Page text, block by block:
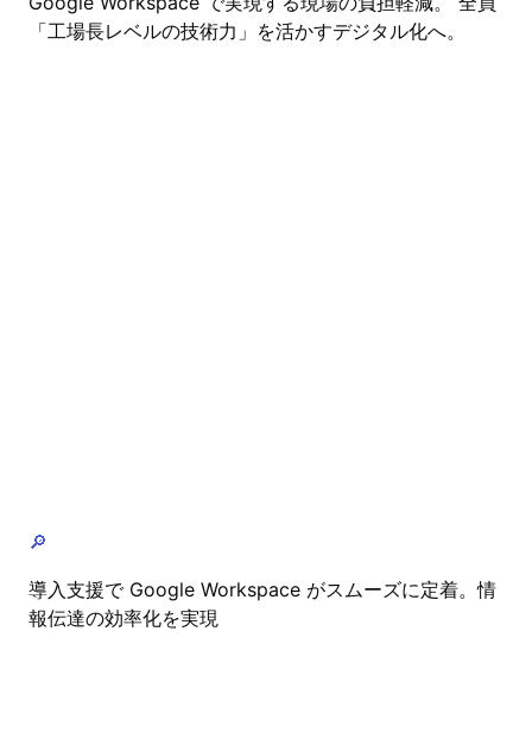
「工場長レベルの技術力」を活かすデジタル化へ。
🔎
導入支援で Google Workspace がスムーズに定着。情
報伝達の効率化を実現